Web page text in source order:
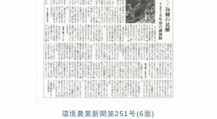
環境農業新聞第251号(6面)